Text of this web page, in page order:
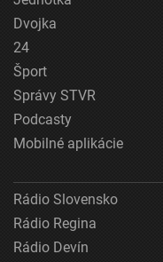
Dvojka
24
Šport
Správy STVR
Podcasty
Mobilné aplikácie
Rádio Slovensko
Rádio Regina
Rádio Devín